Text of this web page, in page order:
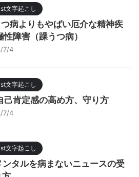
文字起こし
病よりもやばい厄介な精神疾
性障害（躁うつ病）
7/4
文字起こし
己肯定感の高め方、守り方
7/4
文字起こし
タルを病まないニュースの受